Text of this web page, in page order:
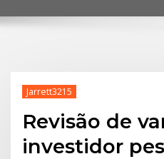
Jarrett3215
Revisão de
investidor